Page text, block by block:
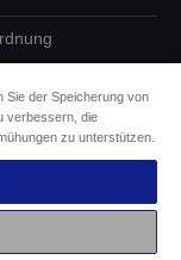
Sie der Speicherung von
verbessern, die
zu unterstützen.